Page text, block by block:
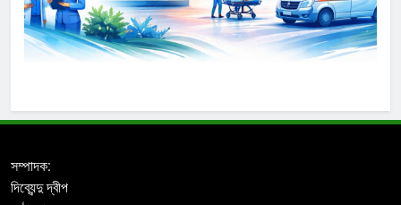
সম্পাদক:
দিব্যেন্দু দ্বীপ